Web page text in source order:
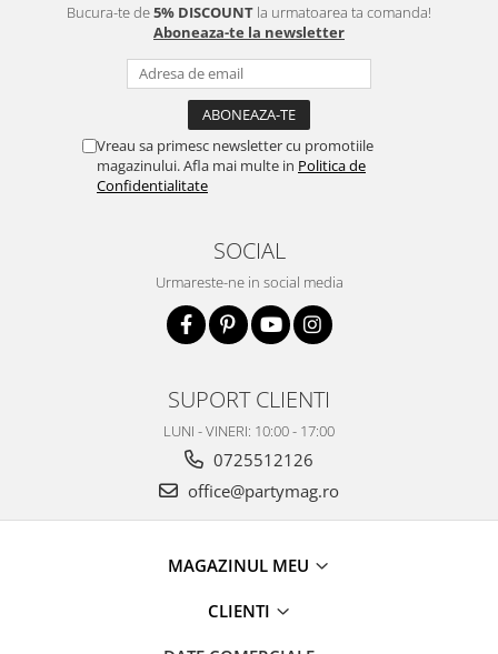
Bucura-te de5% DISCOUNT la urmatoarea ta comanda!
Aboneaza-te la newsletter
Vreau sa primesc newsletter cu promotiile
magazinului. Afla mai multe in Politica de
Confidentialitate
SOCIAL
Urmareste-ne in social media
SUPORT CLIENTI
LUNI - VINERI: 10:00 - 17:00
0725512126
office@partymag.ro
MAGAZINUL MEU
CLIENTI